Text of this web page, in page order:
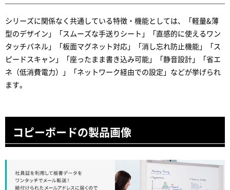
シリーズに関係なく共通している特徴・機能としては、「軽量&薄
型のデザイン」「スムーズな手送りシート」「直感的に使えるワン
タッチパネル」「板面マグネット対応」「消し忘れ防止機能」「ス
ピードスキャン」「座ったまま書き込み可能」「静音設計」「省エ
ネ（低消費電力）」「ネットワーク経由での設定」などが挙げられ
ます。
コピーボードの製品画像